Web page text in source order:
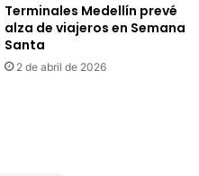
Terminales Medellín prevé
alza de viajeros en Semana
Santa
2 de abril de 2026